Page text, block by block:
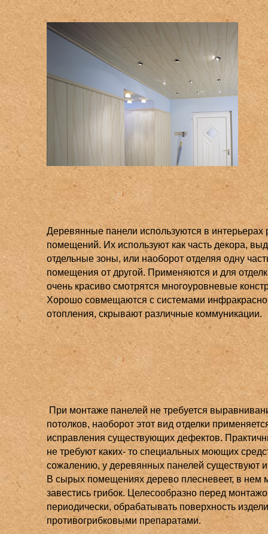
Деревянные панели используются в интерьерах
помещений. Их используют как часть декора,
отдельные зоны, или наоборот отделяя одну
помещения от другой. Применяются и для
очень красиво смотрятся многоуровневые
Хорошо совмещаются с системами
отопления, скрывают различные коммуникации.
При монтаже панелей не требуется
потолков, наоборот этот вид отделки
исправления существующих дефектов.
не требуют каких- то специальных моющих
сожалению, у деревянных панелей существуют и
В сырых помещениях дерево плесневеет, в нем
завестись грибок. Целесообразно перед
периодически, обрабатывать поверхность
противогрибковыми препаратами.